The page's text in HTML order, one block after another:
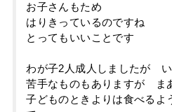
お子さんもため
はりきっているのですね
とってもいいことです
わが子2人成人しましたが い
苦手なものもありますが ま
子どものときよりは食べるよ